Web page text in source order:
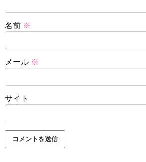
名前 ※
メール ※
サイト